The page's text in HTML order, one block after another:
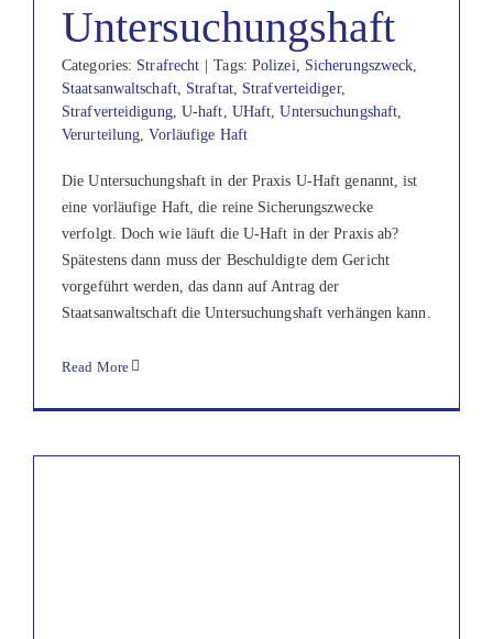
Untersuchungshaft
Categories: Strafrecht | Tags: Polizei Sicherungszweck
Staatsanwaltschaft, Straftat, Strafverteidiger,
Strafverteidigung, U-haft UHaft ,Untersuchungshaft
Verurteilung ,Vorläufige Haft
Die Untersuchungshaft in der Praxis U-Haft genannt, ist
eine vorläufige Haft, die reine Sicherungszwecke
verfolgt. Doch wie läuft die U-Haft in der Praxis ab?
Spätestens dann muss der Beschuldigte dem Gericht
vorgeführt werden, das dann auf Antrag der
Staatsanwaltschaft die Untersuchungshaft verhängen kann.
Read More